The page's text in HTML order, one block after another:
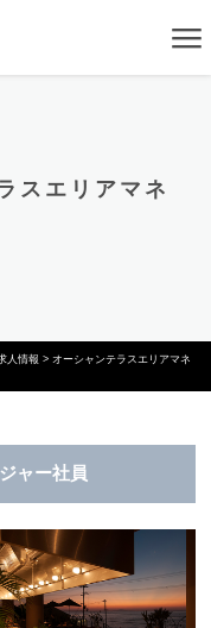
スエリアマネ
人情報 >オーシャンテラスエリアマネ
ャー社員